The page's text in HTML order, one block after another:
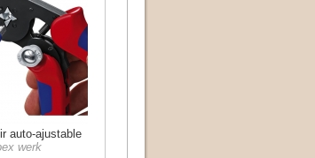
auto-ajustable
werk